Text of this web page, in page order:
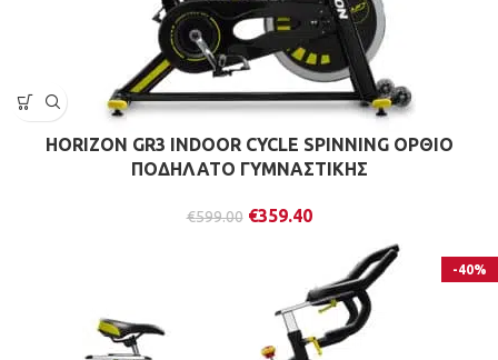
HORIZON GR3 INDOOR CYCLE SPINNING ΟΡΘΙΟ
ΠΟΔΗΛΑΤΟ ΓΥΜΝΑΣΤΙΚΗΣ
€599.00 €359.40
-40%